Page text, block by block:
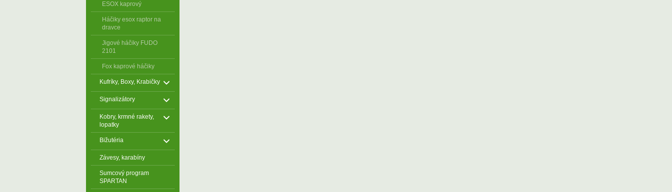
ESOX kaprový
Háčiky esox raptor na
dravce
Jigové háčiky FUDO
2101
Fox kaprové háčiky
Kufríky, Boxy, Krabičky
Signalizátory
Kobry, krmné rakety,
lopatky
Bižutéria
Závesy, karabíny
Sumcový program
SPARTAN